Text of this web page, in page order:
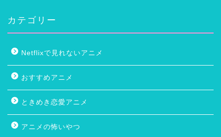
カテゴリー
Netflixで見れないアニメ
おすすめアニメ
ときめき恋愛アニメ
アニメの怖いやつ